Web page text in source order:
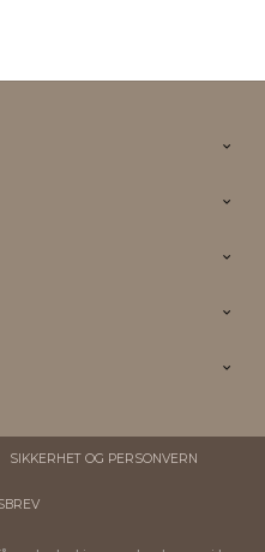
SIKKERHET OG PERSONVERN